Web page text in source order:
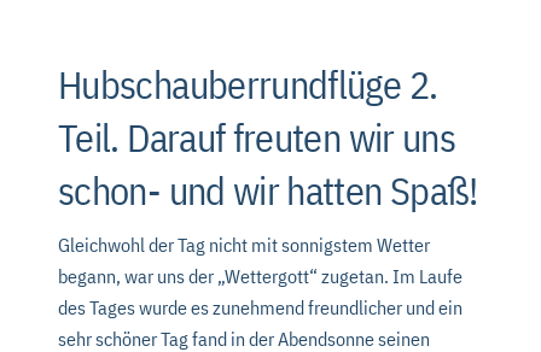
Hubschauberrundflüge 2.
Teil. Darauf freuten wir uns
schon- und wir hatten Spaß!
Gleichwohl der Tag nicht mit sonnigstem Wetter
begann, war uns der „Wettergott“ zugetan. Im Laufe
des Tages wurde es zunehmend freundlicher und ein
sehr schöner Tag fand in der Abendsonne seinen